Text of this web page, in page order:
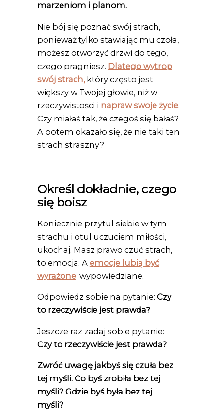
marzeniom i planom.
Nie bój się poznać swój strach,
ponieważ tylko stawiając mu czoła,
możesz otworzyć drzwi do tego,
czego pragniesz. Dlatego wytrop
swój strach,który często jest
większy w Twojej głowie, niż w
rzeczywistości i napraw swoje życie.
Czy miałaś tak, że czegoś się bałaś?
A potem okazało się, że nie taki ten
strach straszny?
Określ dokładnie, czego
się boisz
Koniecznie przytul siebie w tym
strachu i otul uczuciem miłości,
ukochaj. Masz prawo czuć strach,
to emocja. A emocje lubią być
wyrażone, wypowiedziane.
Odpowiedz sobie na pytanie: Czy
to rzeczywiście jest prawda?
Jeszcze raz zadaj sobie pytanie:
Czy to rzeczywiście jest prawda?
Zwróć uwagę jakbyś się czuła bez
tej myśli. Co byś zrobiła bez tej
myśli? Gdzie byś była bez tej
myśli?